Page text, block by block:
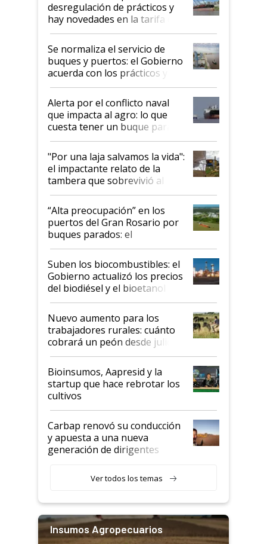
desregulación de prácticos y
hay novedades en la tarifa de
la hidrovía
Se normaliza el servicio de
buques y puertos: el Gobierno
acuerda con los prácticos y
suspende el decreto de
desregulación
Alerta por el conflicto naval
que impacta al agro: lo que
cuesta tener un buque parado
y el peligro de que Argentina
pase a ser "país sucio"
"Por una laja salvamos la vida":
el impactante relato de la
tambera que sobrevivió al
tornado
“Alta preocupación” en los
puertos del Gran Rosario por
buques parados: el
funcionamiento de las
exportadoras en tensión tras
la medida de fuerza de los
prácticos
Suben los biocombustibles: el
Gobierno actualizó los precios
del biodiésel y el bioetanol
Nuevo aumento para los
trabajadores rurales: cuánto
cobrará un peón desde julio
Bioinsumos, Aapresid y la
startup que hace rebrotar los
cultivos
Carbap renovó su conducción
y apuesta a una nueva
generación de dirigentes
Ver todos los temas
Insumos Agropecuarios